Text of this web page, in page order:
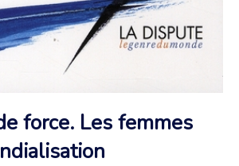
force. Les femmes